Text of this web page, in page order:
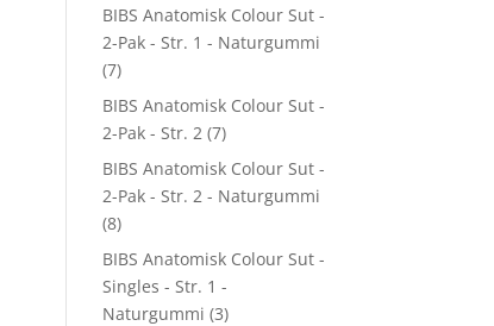
BIBS Anatomisk Colour Sut -
2-Pak - Str. 1 - Naturgummi
(7)
BIBS Anatomisk Colour Sut -
2-Pak - Str. 2 (7)
BIBS Anatomisk Colour Sut -
2-Pak - Str. 2 - Naturgummi
(8)
BIBS Anatomisk Colour Sut -
Singles - Str. 1 -
Naturgummi (3)